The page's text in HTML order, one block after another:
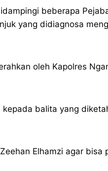
beberapa
yang didiagnosa
oleh Kapolres
balita yang
Elhamzi agar bisa